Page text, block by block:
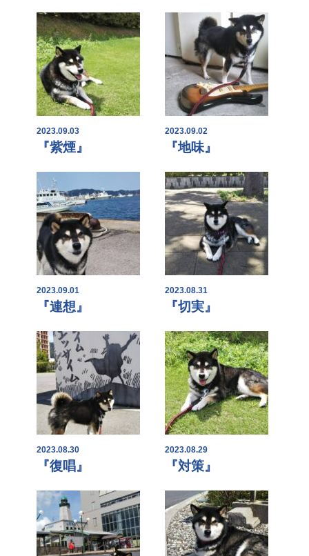
2023.09.03
『紫煙』
2023.09.02
『地味』
2023.09.01
『連想』
2023.08.31
『切実』
2023.08.30
『復唱』
2023.08.29
『対策』